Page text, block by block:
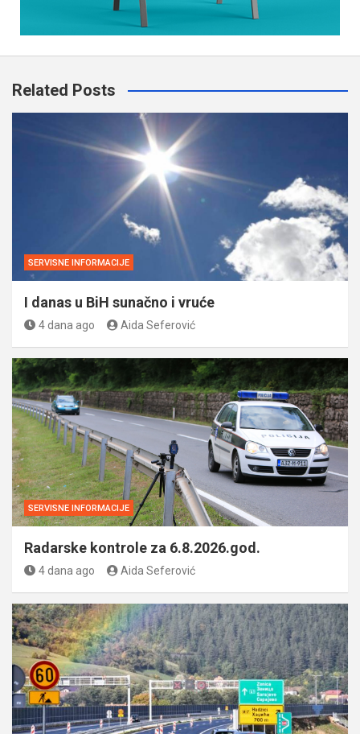
Related Posts
SERVISNE INFORMACIJE
I danas u BiH sunačno i vruće
4 dana ago Aida Seferović
SERVISNE INFORMACIJE
Radarske kontrole za 6.8.2026.god.
4 dana ago Aida Seferović